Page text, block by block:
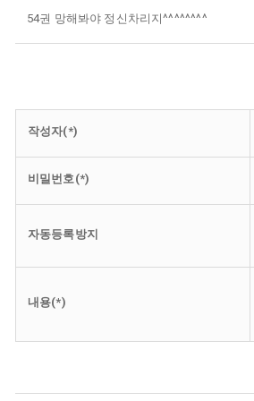
54권 망해봐야 정신차리지^^^^^^^^
작성자(*)
비밀번호(*)
자동등록방지
내용(*)